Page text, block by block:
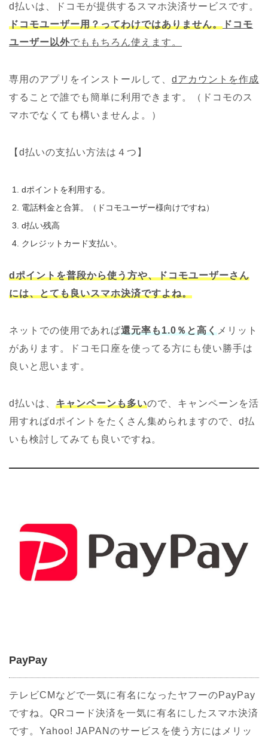
d払いは、ドコモが提供するスマホ決済サービスです。
ドコモユーザー用？ってわけではありません。 ドコモ
ユーザー以外でももちろん使えます。
専用のアプリをインストールして、 dアカウントを作成
することで誰でも簡単に利用できます。（ドコモのス
マホでなくても構いませんよ。）
【d払いの支払い方法は４つ】
dポイントを利用する。
電話料金と合算。（ドコモユーザー様向けですね）
d払い残高
クレジットカード支払い。
dポイントを普段から使う方や、ドコモユーザーさん
には、とても良いスマホ決済ですよね。
ネットでの使用であれば還元率も1.0％と高くメリット
があります。ドコモ口座を使ってる方にも使い勝手は
良いと思います。
d払いは、 キャンペーンも多いので、キャンペーンを活
用すればdポイントをたくさん集められますので、d払
いも検討してみても良いですね。
PayPay
テレビCMなどで一気に有名になったヤフーのPayPay
ですね。QRコード決済を一気に有名にしたスマホ決済
です。Yahoo! JAPANのサービスを使う方にはメリッ